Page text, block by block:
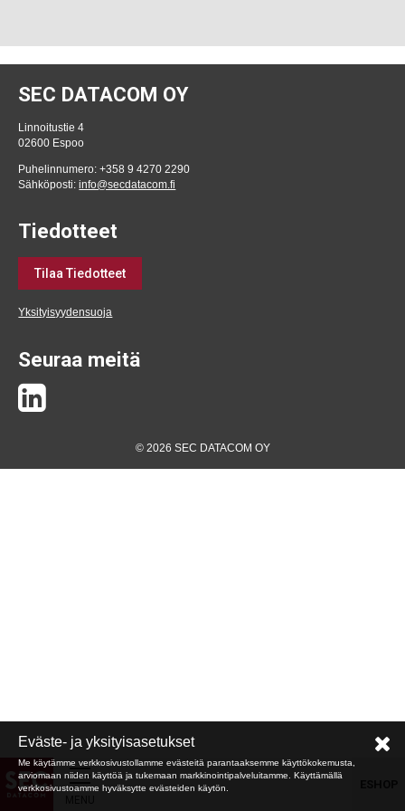
SEC DATACOM OY
Linnoitustie 4
02600 Espoo
Puhelinnumero: +358 9 4270 2290
Sähköposti:info@secdatacom.fi
Tiedotteet
Tilaa Tiedotteet
Yksityisyydensuoja
Seuraa meitä
© 2026 SEC DATACOM OY
Eväste- ja yksityisasetukset
Me käytämme verkkosivustollamme evästeitä parantaaksemme käyttökokemusta,
arviomaan niiden käyttöä ja tukemaan markkinointipalveluitamme. Käyttämällä
verkkosivustoamme hyväksytte evästeiden käytön.